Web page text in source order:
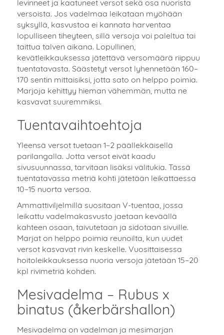
levinneet ja kaatuneet versot sekä osa nuorista
versoista. Jos vadelmaa leikataan myöhään
syksyllä, kasvustoa ei kannata harventaa
lopulliseen tiheyteen, sillä versoja voi paleltua tai
taittua talven aikana. Lopullinen,
kevätleikkauksessa jätettävä versomäärä riippuu
tuentatavasta. Säästetyt versot lyhennetään 160–
170 sentin mittaisiksi, jotta sato on helppo poimia.
Marjoja kehittyy hieman vähemmän, mutta ne
kasvavat suuremmiksi.
Tuentavaihtoehtoja
Yleensä versot tuetaan 1–2 päällekkäisellä
parilangalla. Jotta versot eivät kaadu
sivusuunnassa, tarvitaan lisäksi välitukia. Tässä
tuentatavassa metriä kohti jätetään leikattaessa
10–15 nuorta versoa.
Ammattiviljelmillä suositaan V-tuentaa, jossa
leikattu vadelmakasvusto jaetaan keväällä
kahteen osaan, taivutetaan ja sidotaan sivuille.
Marjat on helppo poimia reunoilta, kun uudet
versot kasvavat rivin keskelle. Vuosittaisessa
hoitoleikkauksessa nuoria versoja jätetään 15–20
kpl rivimetriä kohden.
Mesivadelma – Rubus x
binatus (åkerbärshallon)
Mesivadelma on vadelman ja mesimarjan